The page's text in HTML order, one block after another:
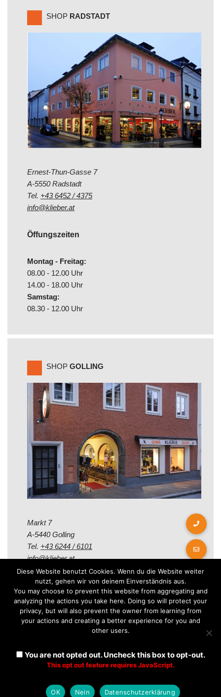
SHOP RADSTADT
Ernest-Thun-Gasse 7
A-5550 Radstadt
Tel. +43 6452 / 4375
info@klieber.at
Öffungszeiten
Montag - Freitag:
08.00 - 12.00 Uhr
14.00 - 18.00 Uhr
Samstag:
08.30 - 12.00 Uhr
SHOP GOLLING
Markt 7
A-5440 Golling
Tel. +43 6244 / 6101
info@klieber.at
Öffungszeiten
Montag - Freitag:
08.00 - 12.00 Uhr
08.30 - 12.30 Uhr
Diese Website benutzt Cookies. Wenn du die Website weiter
nutzt, gehen wir von deinem Einverständnis aus.
You may choose to prevent this website from aggregating and
analyzing the actions you take here. Doing so will protect your
privacy, but will also prevent the owner from learning from
your actions and creating a better experience for you and
other users.
You are not opted out. Uncheck this box to opt-out.
This opt out feature requires JavaScript.
OK Nein Datenschutzerklärung